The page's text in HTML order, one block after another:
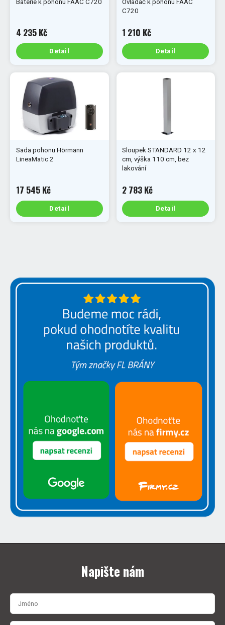
Baterie k pohonu FAAC C720
4 235 Kč
Detail
Ovladač k pohonu FAAC
C720
1 210 Kč
Detail
Sada pohonu Hörmann
LineaMatic 2
17 545 Kč
Detail
Sloupek STANDARD 12 x 12
cm, výška 110 cm, bez
lakování
2 783 Kč
Detail
Napište nám